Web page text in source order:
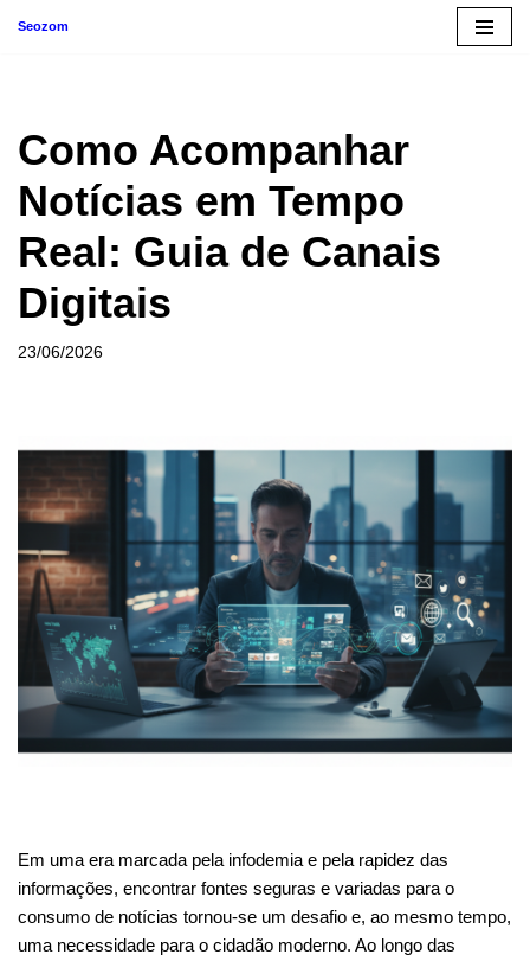
conteúdo
Seozom
Como Acompanhar
Notícias em Tempo
Real: Guia de Canais
Digitais
23/06/2026
Em uma era marcada pela infodemia e pela rapidez das
informações, encontrar fontes seguras e variadas para o
consumo de notícias tornou-se um desafio e, ao mesmo tempo,
uma necessidade para o cidadão moderno. Ao longo das